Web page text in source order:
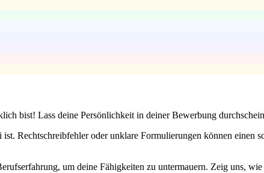
bist! Lass deine Persönlichkeit in deiner Bewerbung
Rechtschreibfehler oder unklare Formulierungen können
um deine Fähigkeiten zu untermauern. Zeig uns,